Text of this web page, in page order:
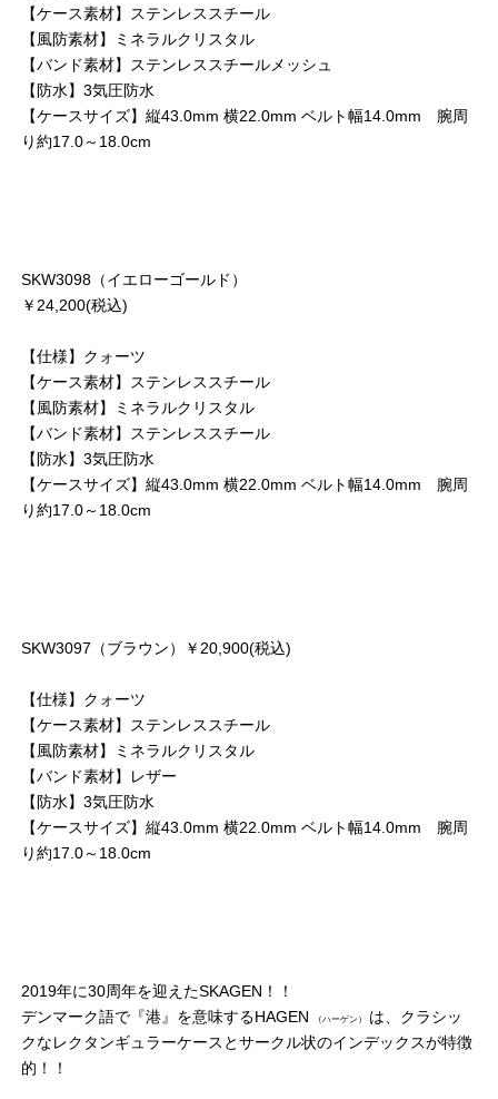
【ケース素材】ステンレススチール
【風防素材】ミネラルクリスタル
【バンド素材】ステンレススチールメッシュ
【防水】3気圧防水
【ケースサイズ】縦43.0mm 横22.0mm ベルト幅14.0mm 腕周
り約17.0～18.0cm
SKW3098（イエローゴールド）
￥24,200(税込)
【仕様】クォーツ
【ケース素材】ステンレススチール
【風防素材】ミネラルクリスタル
【バンド素材】ステンレススチール
【防水】3気圧防水
【ケースサイズ】縦43.0mm 横22.0mm ベルト幅14.0mm 腕周
り約17.0～18.0cm
SKW3097（ブラウン）￥20,900(税込)
【仕様】クォーツ
【ケース素材】ステンレススチール
【風防素材】ミネラルクリスタル
【バンド素材】レザー
【防水】3気圧防水
【ケースサイズ】縦43.0mm 横22.0mm ベルト幅14.0mm 腕周
り約17.0～18.0cm
2019年に30周年を迎えたSKAGEN！！
デンマーク語で『港』を意味するHAGEN
（ハーゲン） は、クラシッ
クなレクタンギュラーケースとサークル状のインデックスが特徴
的！！